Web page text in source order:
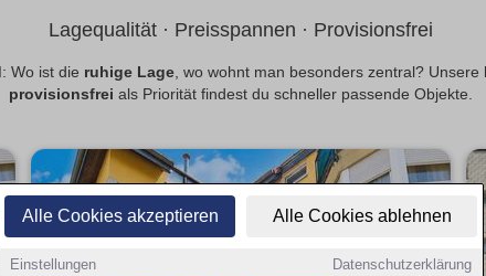
Alle Cookies akzeptieren Alle Cookies ablehnen
Einstellungen Datenschutzerklärung
Lagequalität · Preisspannen · Provisionsfrei
: Wo ist die ruhige Lage, wo wohnt man besonders zentral? Unsere
provisionsfrei als Priorität findest du schneller passende Objekte.